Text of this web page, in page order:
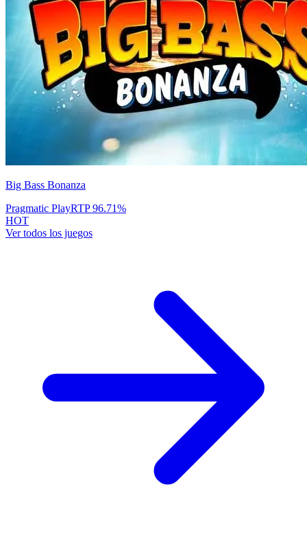
Big Bass Bonanza
Pragmatic PlayRTP96.71%
HOT
Ver todos los juegos